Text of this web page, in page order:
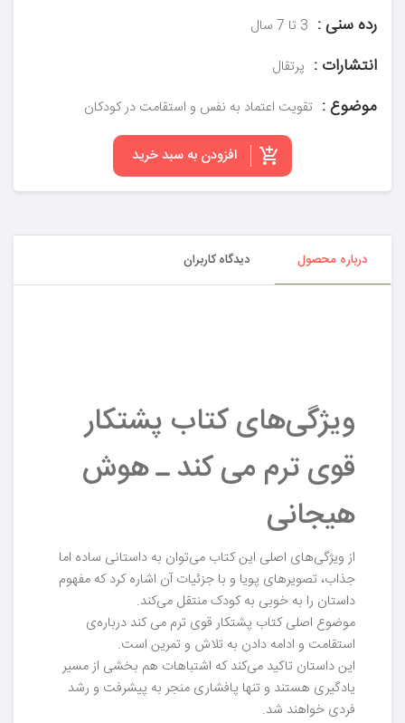
رده سنی : 3 تا 7 سال
انتشارات : پرتقال
موضوع : تقویت اعتماد به نفس و استقامت در کودکان
افزودن به سبد خرید
درباره محصول دیدگاه کاربران
ویژگی‌های کتاب پشتکار
قوی ترم می کند ـ هوش
هیجانی
از ویژگی‌های اصلی این کتاب می‌توان به داستانی ساده اما
جذاب، تصویرهای پویا و با جزئیات آن اشاره کرد که مفهوم
داستان را به خوبی به کودک منتقل می‌کند.
موضوع اصلی کتاب پشتکار قوی ترم می کند درباره‌ی
استقامت و ادامه دادن به تلاش و تمرین است.
این داستان تاکید می‌کند که اشتباهات هم بخشی از مسیر
یادگیری هستند و تنها پافشاری منجر به پیشرفت و رشد
فردی خواهند شد.